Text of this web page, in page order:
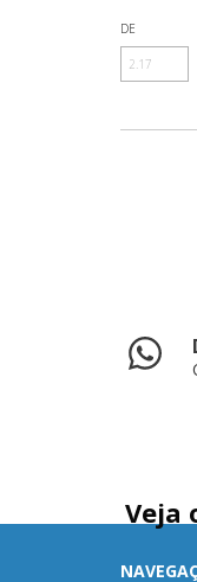
DE
Veja